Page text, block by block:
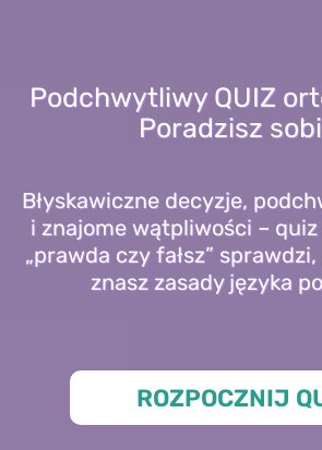
Podchwytliwy QUIZ
Poradzisz
Błyskawiczne decyzje,
i znajome wątpliwości –
„prawda czy fałsz”
znasz zasady języka
ROZPOCZNIJ